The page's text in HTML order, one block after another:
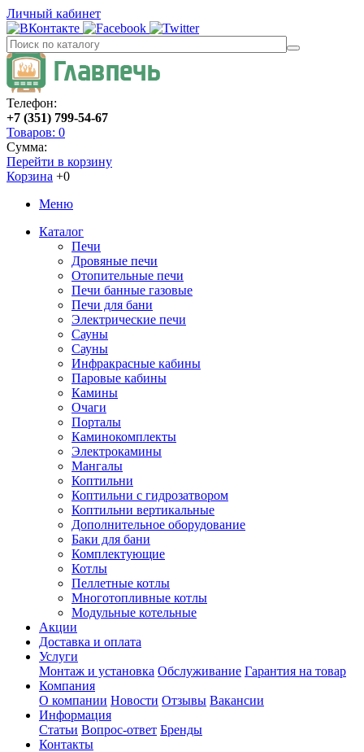
Личный кабинет
Телефон:
+7 (351) 799-54-67
Товаров: 0
Сумма:
Перейти в корзину
Корзина +0
Меню
Каталог
Печи
Дровяные печи
Отопительные печи
Печи банные газовые
Печи для бани
Электрические печи
Сауны
Сауны
Инфракрасные кабины
Паровые кабины
Камины
Очаги
Порталы
Каминокомплекты
Электрокамины
Мангалы
Коптильни
Коптильни с гидрозатвором
Коптильни вертикальные
Дополнительное оборудование
Баки для бани
Комплектующие
Котлы
Пеллетные котлы
Многотопливные котлы
Модульные котельные
Акции
Доставка и оплата
Услуги
Монтаж и установка Обслуживание Гарантия на товар
Компания
О компании Новости Отзывы Вакансии
Информация
Статьи Вопрос-ответ Бренды
Контакты